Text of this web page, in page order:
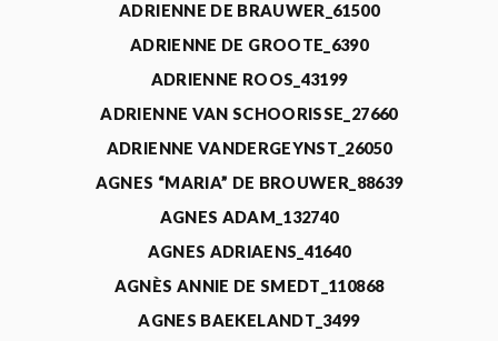
ADRIENNE DE BRAUWER_61500
ADRIENNE DE GROOTE_6390
ADRIENNE ROOS_43199
ADRIENNE VAN SCHOORISSE_27660
ADRIENNE VANDERGEYNST_26050
AGNES “MARIA” DE BROUWER_88639
AGNES ADAM_132740
AGNES ADRIAENS_41640
AGNÈS ANNIE DE SMEDT_110868
AGNES BAEKELANDT_3499